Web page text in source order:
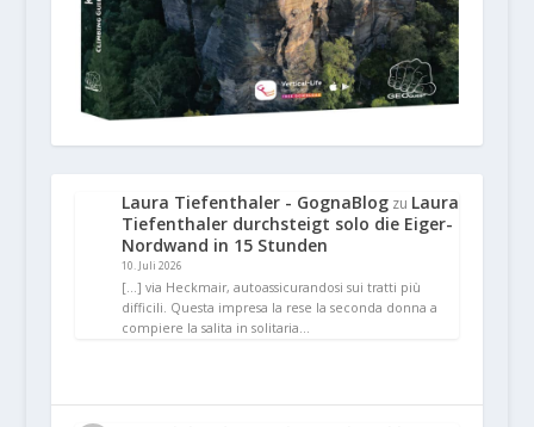
Laura Tiefenthaler - GognaBlogzu Laura
Tiefenthaler durchsteigt solo die Eiger-
Nordwand in 15 Stunden
10. Juli 2026
[…] via Heckmair, autoassicurandosi sui tratti più
difficili. Questa impresa la rese la seconda donna a
compiere la salita in solitaria…